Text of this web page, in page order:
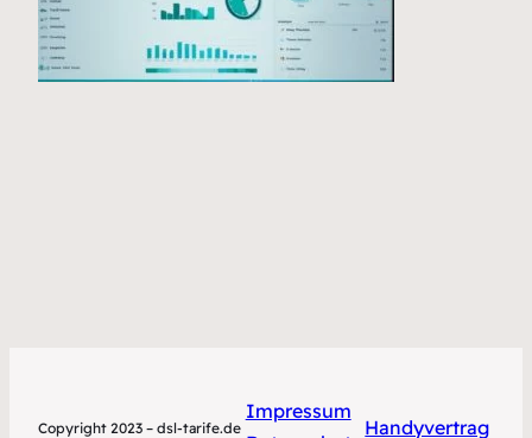
Copyright 2023 – dsl-tarife.de
Impressum
Handyvertrag